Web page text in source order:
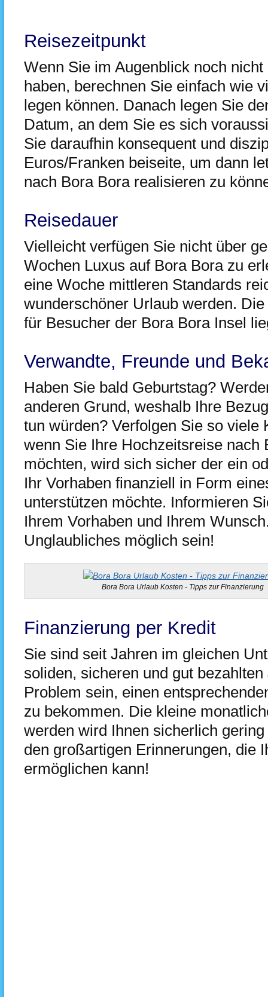
Reisezeitpunkt
Wenn Sie im Augenblick noch
haben, berechnen Sie einfach wie
legen können. Danach legen Sie
Datum, an dem Sie es sich
Sie daraufhin konsequent und
Euros/Franken beiseite, um dann
nach Bora Bora realisieren zu
Reisedauer
Vielleicht verfügen Sie nicht über
Wochen Luxus auf Bora Bora zu
eine Woche mittleren Standards
wunderschöner Urlaub werden.
für Besucher der Bora Bora Insel
Verwandte, Freunde und
Haben Sie bald Geburtstag?
anderen Grund, weshalb Ihre
tun würden? Verfolgen Sie so
wenn Sie Ihre Hochzeitsreise nach
möchten, wird sich sicher der ein
Ihr Vorhaben finanziell in Form
unterstützen möchte. Informieren
Ihrem Vorhaben und Ihrem
Unglaubliches möglich sein!
Bora Bora Urlaub Kosten - Tipps zur Finanzierung
Finanzierung per Kredit
Sie sind seit Jahren im gleichen
soliden, sicheren und gut
Problem sein, einen
zu bekommen. Die kleine
werden wird Ihnen sicherlich
den großartigen Erinnerungen, die
ermöglichen kann!